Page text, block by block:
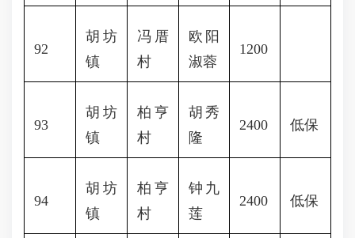
92
胡坊
镇
冯厝
村
欧阳
淑蓉
1200
93
胡坊
镇
柏亨
村
胡秀
隆
2400 低保
94
胡坊
镇
柏亨
村
钟九
莲
2400 低保